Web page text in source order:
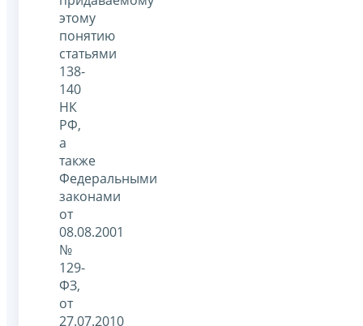
этому
понятию
статьями
138-
140
НК
РФ,
а
также
Федеральными
законами
от
08.08.2001
№
129-
ФЗ,
от
27.07.2010